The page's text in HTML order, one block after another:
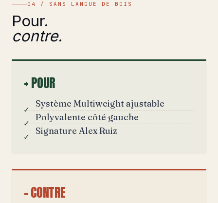
04 / SANS LANGUE DE BOIS
Pour.
contre.
+ POUR
Système Multiweight ajustable
Polyvalente côté gauche
Signature Alex Ruiz
– CONTRE